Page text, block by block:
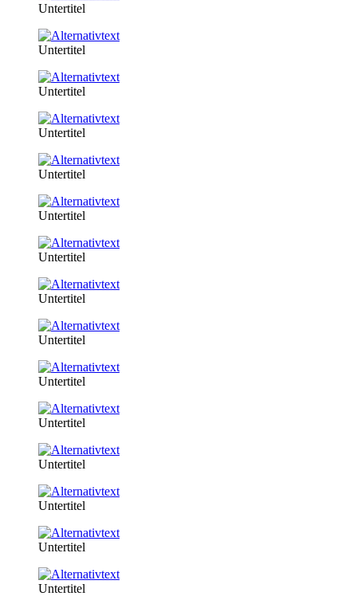
Untertitel
Untertitel
Untertitel
Untertitel
Untertitel
Untertitel
Untertitel
Untertitel
Untertitel
Untertitel
Untertitel
Untertitel
Untertitel
Untertitel
Untertitel